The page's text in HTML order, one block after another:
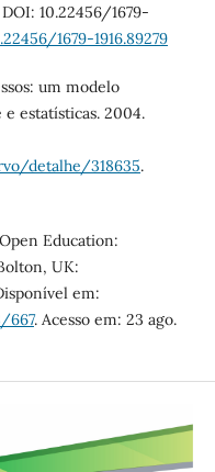
10.22456/1679-
1679-1916.89279
um modelo
estatísticas. 2004.
detalhe/318635.
Education:
UK:
em:
667. Acesso em: 23 ago.